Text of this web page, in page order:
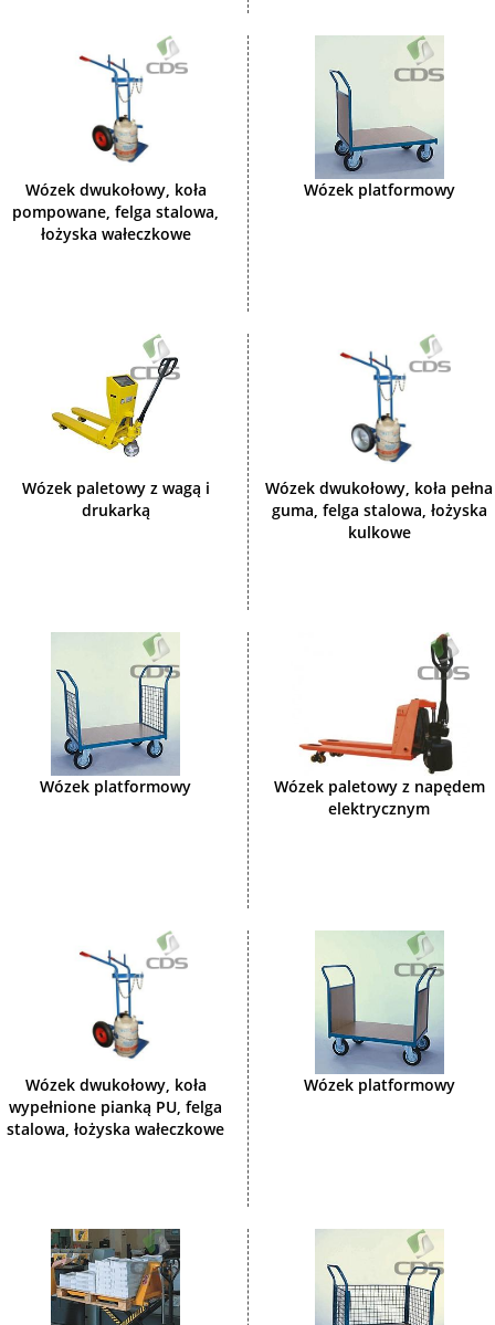
Wózek dwukołowy, koła
pompowane, felga stalowa,
łożyska wałeczkowe
Wózek platformowy
Wózek paletowy z wagą i
drukarką
Wózek dwukołowy, koła pełna
guma, felga stalowa, łożyska
kulkowe
Wózek platformowy
Wózek paletowy z napędem
elektrycznym
Wózek dwukołowy, koła
wypełnione pianką PU, felga
stalowa, łożyska wałeczkowe
Wózek platformowy